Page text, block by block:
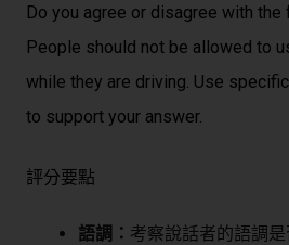
Do you agree or disagree with
People should not be allowed to
while they are driving. Use
to support your answer.
評分要點
語調： 考察說話者的語調